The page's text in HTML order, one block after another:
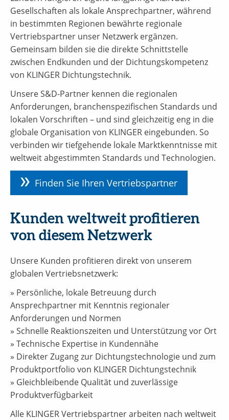
Gesellschaften als lokale Ansprechpartner, während
in bestimmten Regionen bewährte regionale
Vertriebspartner unser Netzwerk ergänzen.
Gemeinsam bilden sie die direkte Schnittstelle
zwischen Endkunden und der Dichtungskompetenz
von KLINGER Dichtungstechnik.
Unsere S&D-Partner kennen die regionalen
Anforderungen, branchenspezifischen Standards und
lokalen Vorschriften – und sind gleichzeitig eng in die
globale Organisation von KLINGER eingebunden. So
verbinden wir tiefgehende lokale Marktkenntnisse mit
weltweit abgestimmten Standards und Technologien.
Finden Sie Ihren Vertriebspartner
Kunden weltweit profitieren
von diesem Netzwerk
Unsere Kunden profitieren direkt von unserem
globalen Vertriebsnetzwerk:
» Persönliche, lokale Betreuung durch
Ansprechpartner mit Kenntnis regionaler
Anforderungen und Normen
» Schnelle Reaktionszeiten und Unterstützung vor Ort
» Technische Expertise in Kundennähe
» Direkter Zugang zur Dichtungstechnologie und zum
Produktportfolio von KLINGER Dichtungstechnik
» Gleichbleibende Qualität und zuverlässige
Produktverfügbarkeit
Alle KLINGER Vertriebspartner arbeiten nach weltweit